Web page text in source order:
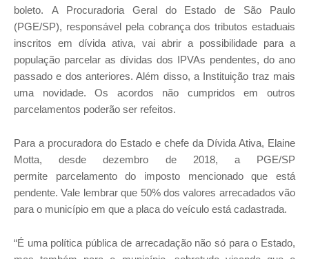
boleto. A Procuradoria Geral do Estado de São Paulo
(PGE/SP), responsável pela cobrança dos tributos estaduais
inscritos em dívida ativa, vai abrir a possibilidade para a
população parcelar as dívidas dos IPVAs pendentes, do ano
passado e dos anteriores. Além disso, a Instituição traz mais
uma novidade. Os acordos não cumpridos em outros
parcelamentos poderão ser refeitos.
Para a procuradora do Estado e chefe da Dívida Ativa, Elaine
Motta, desde dezembro de 2018, a PGE/SP
permite parcelamento do imposto mencionado que está
pendente. Vale lembrar que 50% dos valores arrecadados vão
para o município em que a placa do veículo está cadastrada.
“É uma política pública de arrecadação não só para o Estado,